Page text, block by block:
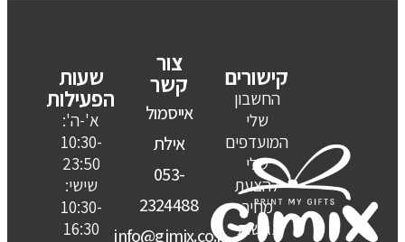
קישורים
החשבון
שלי
המועדפים
שלי
להצעת
מחיר
נגישות
צור
קשר
אייסמול
אילת
053-
2324488
info@gimix.co.il
שעות
הפעילות
א'-ה':
10:30-
23:50
שישי:
10:30-
16:30